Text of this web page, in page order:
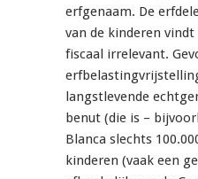
erfgenaam. De
van de kinderen vindt
fiscaal irrelevant.
langstlevende
benut (die is –
Blanca slechts
kinderen (vaak een